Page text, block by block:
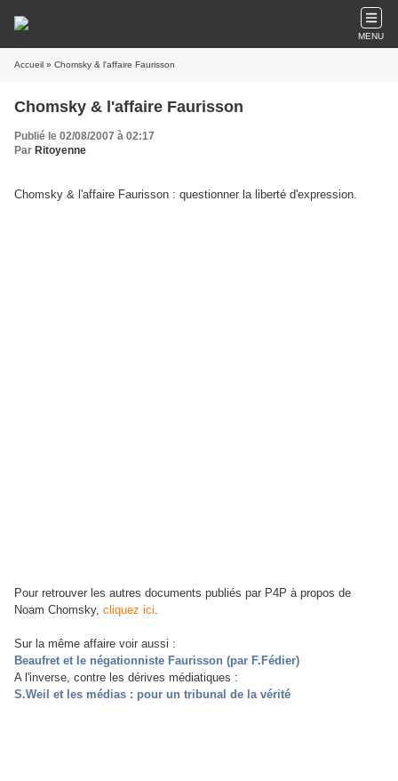
MENU
Accueil » Chomsky & l'affaire Faurisson
Chomsky & l'affaire Faurisson
Publié le 02/08/2007 à 02:17
Par Ritoyenne
Chomsky & l'affaire Faurisson : questionner la liberté d'expression.
Pour retrouver les autres documents publiés par P4P à propos de
Noam Chomsky, cliquez ici.
Sur la même affaire voir aussi :
Beaufret et le négationniste Faurisson (par F.Fédier)
A l'inverse, contre les dérives médiatiques :
S.Weil et les médias : pour un tribunal de la vérité